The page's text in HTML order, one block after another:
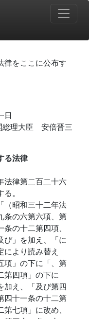
律をここに公布す
日
総理大臣 安倍晋三
る法律
法律第二百二十六
。
（昭和三十二年法
条の六第六項、第
の十二第四項、
び」を加え、「に
より読み替え
項」の下に「、第
第四項」の下に
加え、「及び第四
四十一条の十二第
七項」に改め、